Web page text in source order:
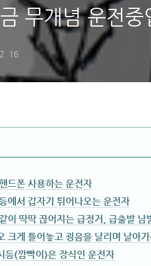
무개념 운전중
16.
드폰 사용하는 운전자
에서 갑자기 튀어나오는 운전자
이 딱딱 끊어지는 급정거, 급출발 남
크게 틀어놓고 굉음을 날리며 날아
등(깜빡이)은 장식인 운전자